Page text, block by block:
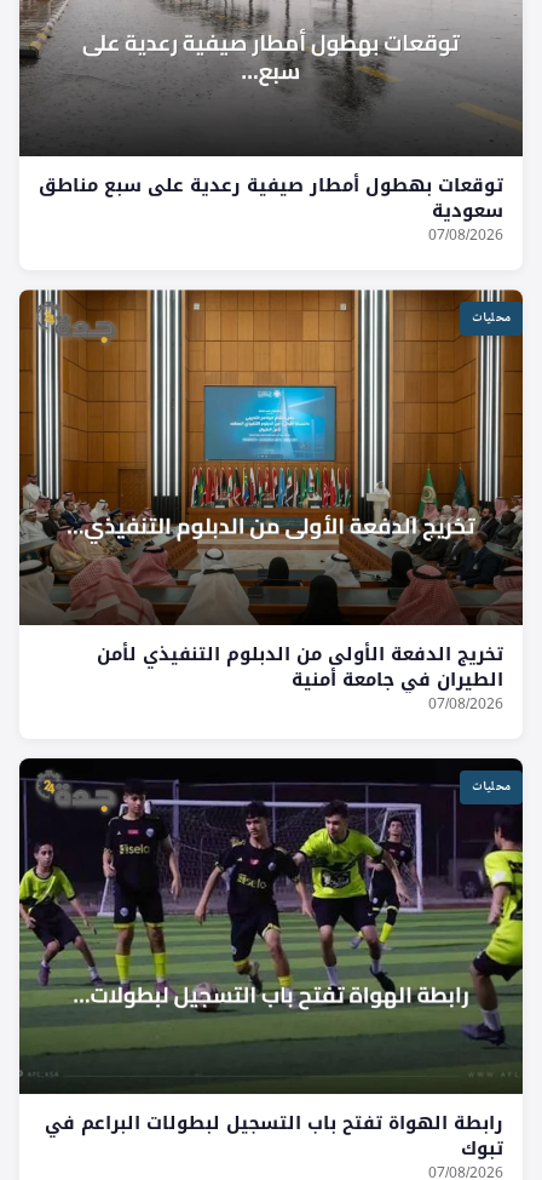
توقعات بهطول أمطار صيفية رعدية على سبع مناطق
سعودية
07/08/2026
محليات
تخريج الدفعة الأولى من الدبلوم التنفيذي لأمن
الطيران في جامعة أمنية
07/08/2026
محليات
رابطة الهواة تفتح باب التسجيل لبطولات البراعم في
تبوك
07/08/2026